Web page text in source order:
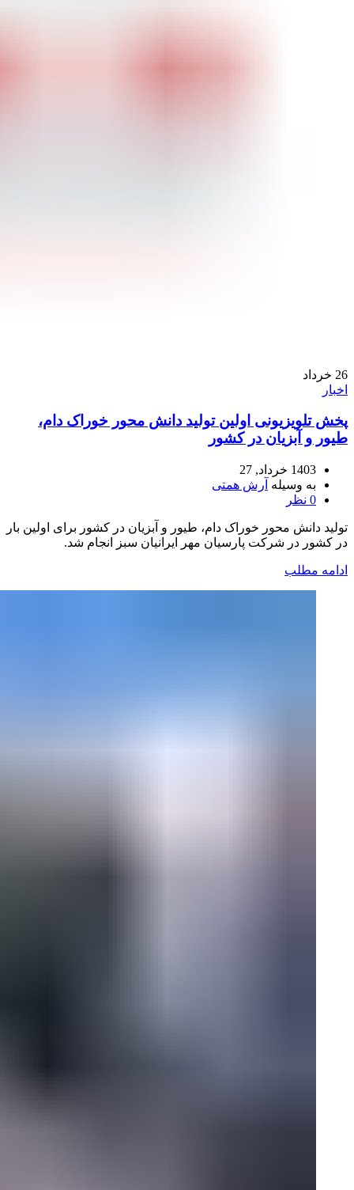
26 خرداد
اخبار
پخش تلویزیونی اولین تولید دانش محور خوراک دام،
طیور و آبزیان در کشور
1403 خرداد, 27
به وسیله آرش همتی
0 نظر
تولید دانش محور خوراک دام، طیور و آبزیان در کشور برای اولین بار
در کشور در شرکت پارسیان مهر ایرانیان سبز انجام شد.
ادامه مطلب